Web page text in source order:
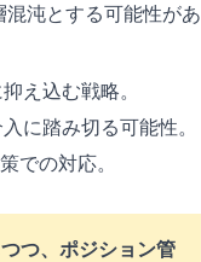
沌とする可能性があ
え込む戦略。
に踏み切る可能性。
での対応。
つ、ポジション管